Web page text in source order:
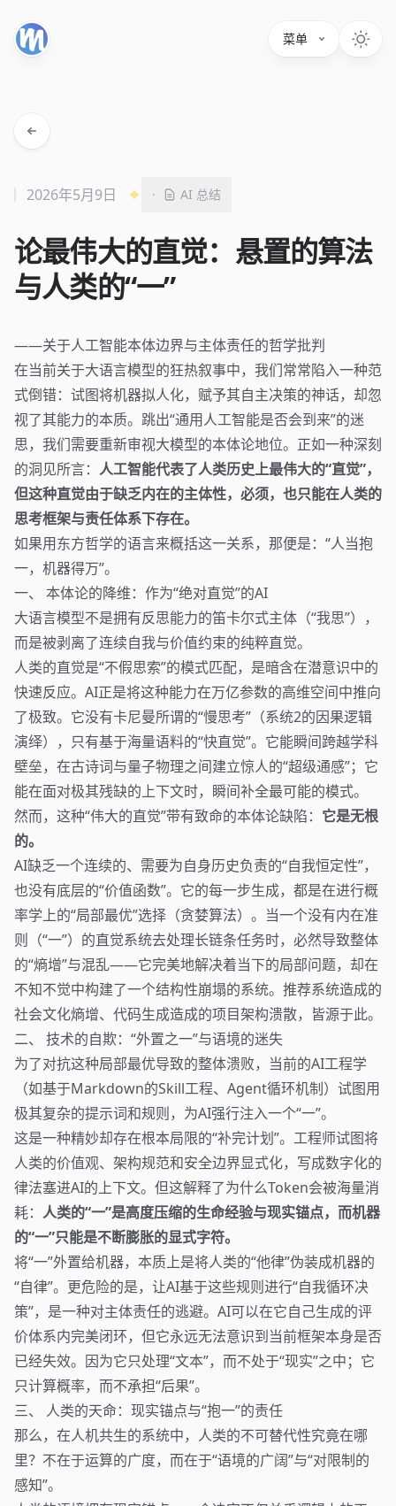
菜单
论最伟大的直觉：悬置的算法
与人类的“一”
2026年5月9日 · AI 总结
——关于人工智能本体边界与主体责任的哲学批判
在当前关于大语言模型的狂热叙事中，我们常常陷入一种范
式倒错：试图将机器拟人化，赋予其自主决策的神话，却忽
视了其能力的本质。跳出“通用人工智能是否会到来”的迷
思，我们需要重新审视大模型的本体论地位。正如一种深刻
的洞见所言： 人工智能代表了人类历史上最伟大的“直觉”，
但这种直觉由于缺乏内在的主体性，必须，也只能在人类的
思考框架与责任体系下存在。
如果用东方哲学的语言来概括这一关系，那便是：“人当抱
一，机器得万”。
一、 本体论的降维：作为“绝对直觉”的AI
大语言模型不是拥有反思能力的笛卡尔式主体（“我思”），
而是被剥离了连续自我与价值约束的纯粹直觉。
人类的直觉是“不假思索”的模式匹配，是暗含在潜意识中的
快速反应。AI正是将这种能力在万亿参数的高维空间中推向
了极致。它没有卡尼曼所谓的“慢思考”（系统2的因果逻辑
演绎），只有基于海量语料的“快直觉”。它能瞬间跨越学科
壁垒，在古诗词与量子物理之间建立惊人的“超级通感”；它
能在面对极其残缺的上下文时，瞬间补全最可能的模式。
然而，这种“伟大的直觉”带有致命的本体论缺陷： 它是无根
的。
AI缺乏一个连续的、需要为自身历史负责的“自我恒定性”，
也没有底层的“价值函数”。它的每一步生成，都是在进行概
率学上的“局部最优”选择（贪婪算法）。当一个没有内在准
则（“一”）的直觉系统去处理长链条任务时，必然导致整体
的“熵增”与混乱——它完美地解决着当下的局部问题，却在
不知不觉中构建了一个结构性崩塌的系统。推荐系统造成的
社会文化熵增、代码生成造成的项目架构溃散，皆源于此。
二、 技术的自欺：“外置之一”与语境的迷失
为了对抗这种局部最优导致的整体溃败，当前的AI工程学
（如基于Markdown的Skill工程、Agent循环机制）试图用
极其复杂的提示词和规则，为AI强行注入一个“一”。
这是一种精妙却存在根本局限的“补完计划”。工程师试图将
人类的价值观、架构规范和安全边界显式化，写成数字化的
律法塞进AI的上下文。但这解释了为什么Token会被海量消
耗： 人类的“一”是高度压缩的生命经验与现实锚点，而机器
的“一”只能是不断膨胀的显式字符。
将“一”外置给机器，本质上是将人类的“他律”伪装成机器的
“自律”。更危险的是，让AI基于这些规则进行“自我循环决
策”，是一种对主体责任的逃避。AI可以在它自己生成的评
价体系内完美闭环，但它永远无法意识到当前框架本身是否
已经失效。因为它只处理“文本”，而不处于“现实”之中；它
只计算概率，而不承担“后果”。
三、 人类的天命：现实锚点与“抱一”的责任
那么，在人机共生的系统中，人类的不可替代性究竟在哪
里？不在于运算的广度，而在于“语境的广阔”与“对限制的
感知”。